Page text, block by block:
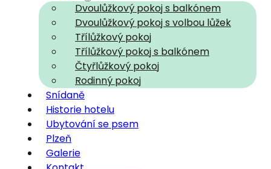
Dvoulůžkový pokoj s balkónem
Dvoulůžkový pokoj s volbou lůžek
Třílůžkový pokoj
Třílůžkový pokoj s balkónem
Čtyřlůžkový pokoj
Rodinný pokoj
Snídaně
Historie hotelu
Ubytování se psem
Plzeň
Galerie